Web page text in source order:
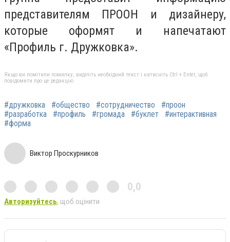
представителям ПРООН и дизайнеру,
которые оформят и напечатают
«Профиль г. Дружковка».
Якщо ви помітили помилку, виділіть необхідний текст і натисніть Ctrl + Enter, щоб
повідомити про це редакцію
#дружковка #общество #сотрудничество
#проон
#разработка
#профиль #громада #буклет
#интерактивная
#форма
Виктор Проскурников
0,0
Авторизуйтесь, щоб оцінити